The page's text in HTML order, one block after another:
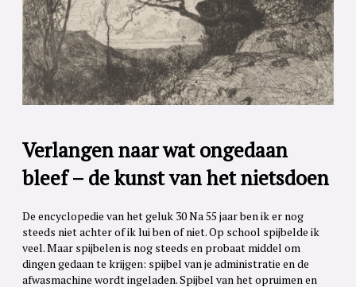
Verlangen naar wat ongedaan
bleef – de kunst van het nietsdoen
De encyclopedie van het geluk 30 Na 55 jaar ben ik er nog
steeds niet achter of ik lui ben of niet. Op school spijbelde ik
veel. Maar spijbelen is nog steeds en probaat middel om
dingen gedaan te krijgen: spijbel van je administratie en de
afwasmachine wordt ingeladen. Spijbel van het opruimen en